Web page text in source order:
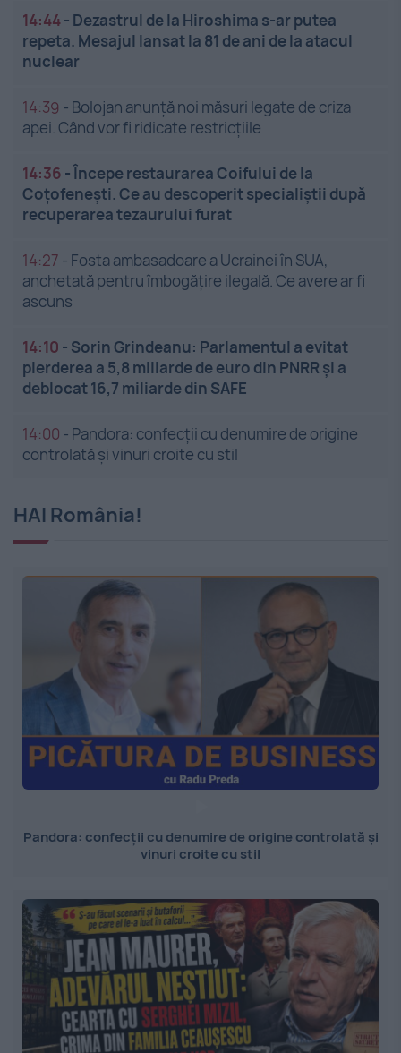
14:44- Dezastrul de la Hiroshima s-ar putea
repeta. Mesajul lansat la 81 de ani de la atacul
nuclear
14:39 - Bolojan anunță noi măsuri legate de criza
apei. Când vor fi ridicate restricțiile
14:36 -Începe restaurarea Coifului de la
Coțofenești. Ce au descoperit specialiștii după
recuperarea tezaurului furat
14:27 - Fosta ambasadoare a Ucrainei în SUA,
anchetată pentru îmbogățire ilegală. Ce avere ar fi
ascuns
14:10 - Sorin Grindeanu: Parlamentul a evitat
pierderea a 5,8 miliarde de euro din PNRR și a
deblocat 16,7 miliarde din SAFE
14:00 - Pandora: confecții cu denumire de origine
controlată și vinuri croite cu stil
HAI România!
Pandora: confecții cu denumire de origine controlată și
vinuri croite cu stil